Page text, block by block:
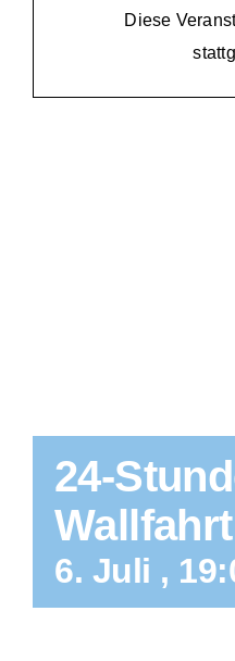
Diese
24-
Wallfahrt
6. Juli ,